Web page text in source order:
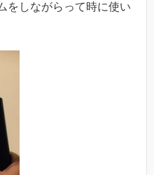
をしながらって時に使い